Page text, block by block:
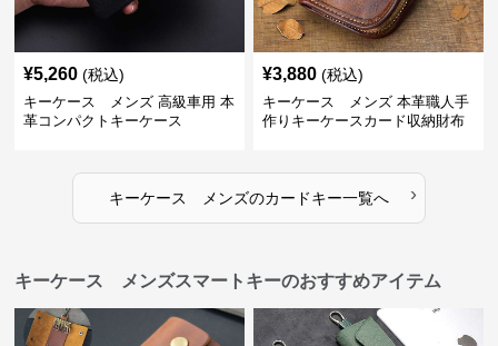
¥5,260 (税込)
キーケース メンズ 高級車用 本
革コンパクトキーケース
¥3,880 (税込)
キーケース メンズ 本革職人手
作りキーケースカード収納財布
キーケース メンズのカードキー一覧へ ›
キーケース メンズスマートキーのおすすめアイテム